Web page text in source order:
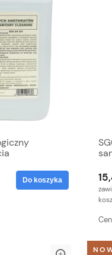
Do koszyka